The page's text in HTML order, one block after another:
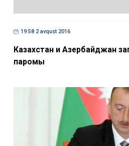
19:58 2 avqust 2016
Казахстан и Азербайджан
паромы